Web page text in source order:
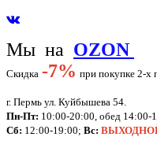
Мы на OZON
Скидка -7% при покупке 2-
г. Пермь ул. Куйбышева 54.
Пн-Пт: 10:00-20:00, обед 14:00-
Сб: 12:00-19:00; Вс: